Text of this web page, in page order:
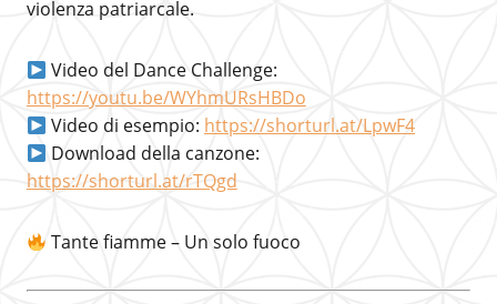
violenza patriarcale.
Video del Dance Challenge:
https://youtu.be/WYhmURsHBDo
Video di esempio: https://shorturl.at/LpwF4
Download della canzone:
https://shorturl.at/rTQgd
Tante fiamme – Un solo fuoco